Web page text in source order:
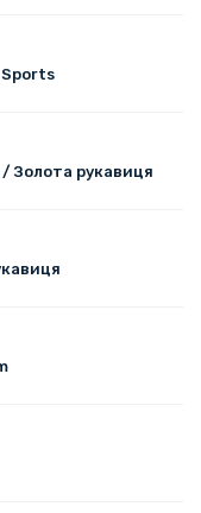
Sports
Золота рукавиця